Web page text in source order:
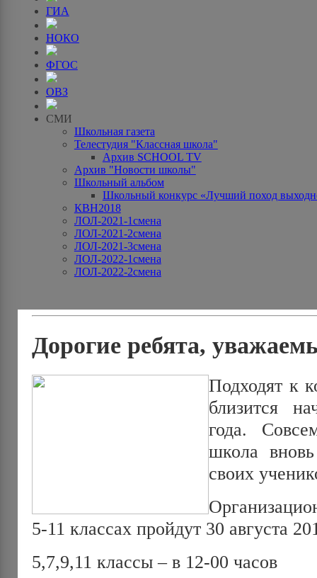
ГИА
НОКО
ФГОС
ОВЗ
СМИ
Школьная газета
Телестудия "Классная школа"
Архив SCHOOL TV
Архив "Новости школы"
Школьный альбом
Школьный конкурс «Лучший поход
КВН2018
ЛОЛ-2021-1смена
ЛОЛ-2021-2смена
ЛОЛ-2021-3смена
ЛОЛ-2022-1смена
ЛОЛ-2022-2смена
Дорогие ребята,
Подходят к
близится
года.
школа
своих
5-11 классах пройдут 30 августа
5,7,9,11 классы – в 12-00 часов